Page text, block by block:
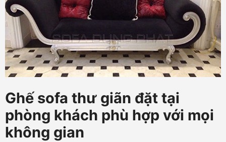
Ghế sofa thư giãn đặt tại
phòng khách phù hợp với mọi
không gian